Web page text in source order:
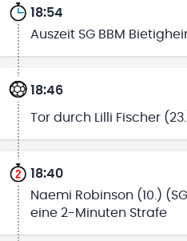
18:54
Auszeit SG BBM
18:46
Tor durch Lilli Fischer
18:40
Naemi Robinson (10.)
eine 2-Minuten Strafe